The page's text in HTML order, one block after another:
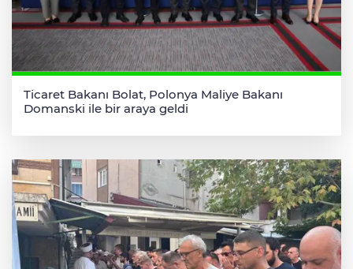
Ticaret Bakanı Bolat, Polonya Maliye Bakanı
Domanski ile bir araya geldi